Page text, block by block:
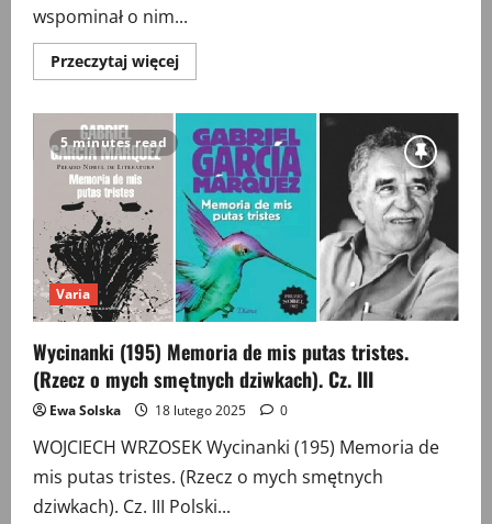
wspominał o nim...
Przeczytaj więcejPrzeczytaj
więcej
(196)
Bakhtin
circle
5 minutes read
Varia
Wycinanki (195) Memoria de mis putas tristes.
(Rzecz o mych smętnych dziwkach). Cz. III
Ewa Solska 18 lutego 2025 0
WOJCIECH WRZOSEK Wycinanki (195) Memoria de
mis putas tristes. (Rzecz o mych smętnych
dziwkach). Cz. III Polski...